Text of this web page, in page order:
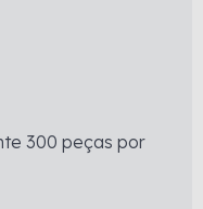
300 peças por